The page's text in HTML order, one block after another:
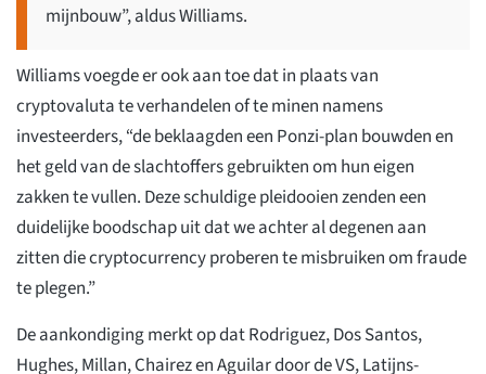
mijnbouw”, aldus Williams.
Williams voegde er ook aan toe dat in plaats van
cryptovaluta te verhandelen of te minen namens
investeerders, “de beklaagden een Ponzi-plan bouwden en
het geld van de slachtoffers gebruikten om hun eigen
zakken te vullen. Deze schuldige pleidooien zenden een
duidelijke boodschap uit dat we achter al degenen aan
zitten die cryptocurrency proberen te misbruiken om fraude
te plegen.”
De aankondiging merkt op dat Rodriguez, Dos Santos,
Hughes, Millan, Chairez en Aguilar door de VS, Latijns-